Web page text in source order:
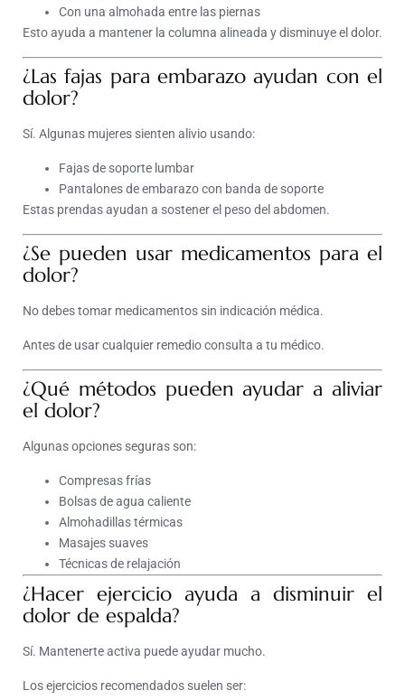
Con una almohada entre las piernas
Esto ayuda a mantener la columna alineada y disminuye el dolor.
¿Las fajas para embarazo ayudan con el
dolor?
Sí. Algunas mujeres sienten alivio usando:
Fajas de soporte lumbar
Pantalones de embarazo con banda de soporte
Estas prendas ayudan a sostener el peso del abdomen.
¿Se pueden usar medicamentos para el
dolor?
No debes tomar medicamentos sin indicación médica.
Antes de usar cualquier remedio consulta a tu médico.
¿Qué métodos pueden ayudar a aliviar
el dolor?
Algunas opciones seguras son:
Compresas frías
Bolsas de agua caliente
Almohadillas térmicas
Masajes suaves
Técnicas de relajación
¿Hacer ejercicio ayuda a disminuir el
dolor de espalda?
Sí. Mantenerte activa puede ayudar mucho.
Los ejercicios recomendados suelen ser: